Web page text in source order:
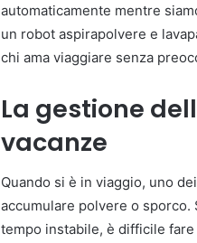
automaticamente mentre
un robot aspirapolvere e
chi ama viaggiare senza
La gestione
vacanze
Quando si è in viaggio, uno
accumulare polvere o sporco.
tempo instabile, è difficile